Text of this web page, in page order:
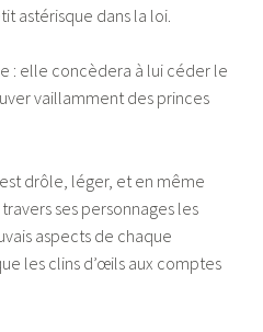
astérisque dans la loi.
: elle concèdera à lui céder le
vaillamment des princes
drôle, léger, et en même
ses personnages les
aspects de chaque
les clins d’œils aux comptes